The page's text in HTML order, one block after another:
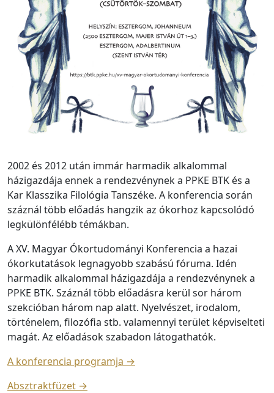
2002 és 2012 után immár harmadik alkalommal
házigazdája ennek a rendezvénynek a PPKE BTK és a
Kar Klasszika Filológia Tanszéke. A konferencia során
száznál több előadás hangzik az ókorhoz kapcsolódó
legkülönfélébb témákban.
A XV. Magyar Ókortudományi Konferencia a hazai
ókorkutatások legnagyobb szabású fóruma. Idén
harmadik alkalommal házigazdája a rendezvénynek a
PPKE BTK. Száznál több előadásra kerül sor három
szekcióban három nap alatt. Nyelvészet, irodalom,
történelem, filozófia stb. valamennyi terület képviselteti
magát. Az előadások szabadon látogathatók.
A konferencia programja →
Absztraktfüzet →